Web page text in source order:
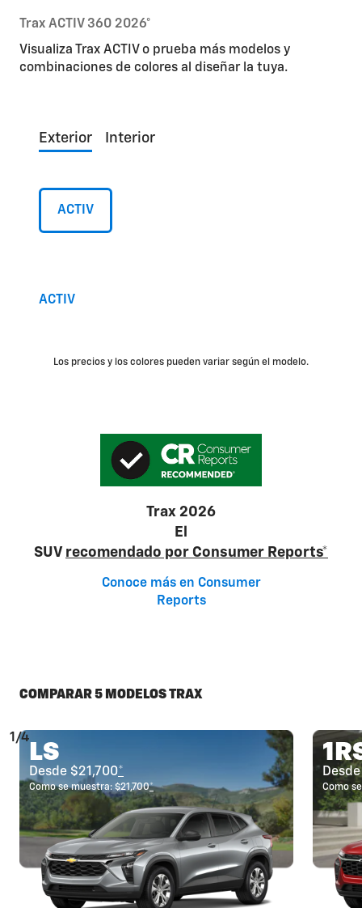
Trax ACTIV 360 2026°
Visualiza Trax ACTIV o prueba más modelos y
combinaciones de colores al diseñar la tuya.
Exterior Interior
ACTIV
ACTIV
Los precios y los colores pueden variar según el modelo.
Trax 2026
El
SUV recomendado por Consumer Reports*
Conoce más en Consumer
Reports
COMPARAR 5 MODELOS TRAX
LS
Desde $21,700*
Como se muestra: $21,700* Como
1/4